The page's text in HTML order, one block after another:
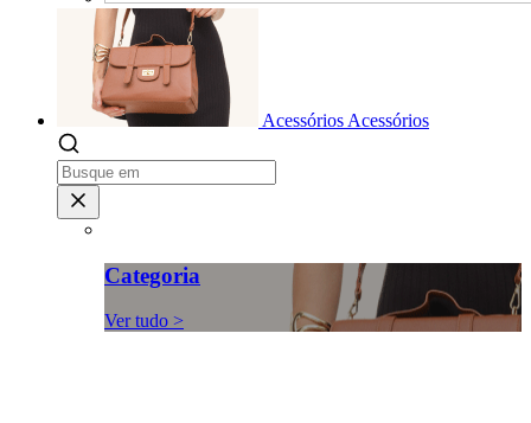
Acessórios Acessórios
Categoria
Ver tudo >